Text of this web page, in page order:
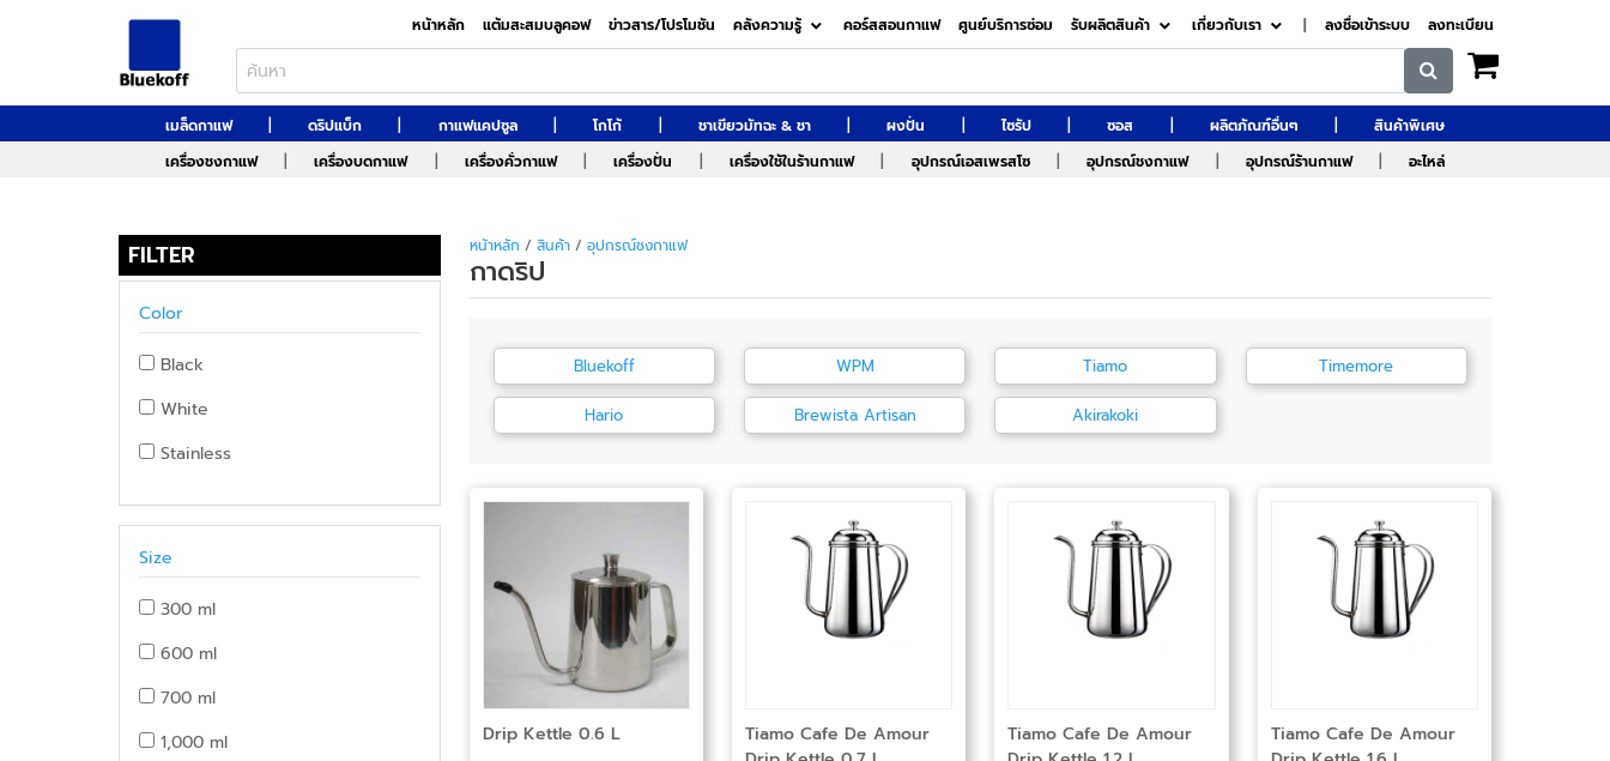
หน้าหลัก แต้มสะสมบลูคอฟ ข่าวสาร/โปรโมชัน คลังความรู้ คอร์สสอนกาแฟ ศูนย์บริการซ่อม รับผลิตสินค้า เกี่ยวกับเรา | ลงชื่อเข้าระบบ ลงทะเบียน
เมล็ดกาแฟ | ดริปแบ็ก | กาแฟแคปซูล | โกโก้ | ชาเขียวมัทฉะ & ชา | ผงปั่น | ไซรัป | ซอส | ผลิตภัณฑ์อื่นๆ |
สินค้าพิเศษ
เครื่องชงกาแฟ
| เครื่องบดกาแฟ | เครื่องคั่วกาแฟ | เครื่องปั่น | เครื่องใช้ในร้านกาแฟ | อุปกรณ์เอสเพรสโซ | อุปกรณ์ชงกาแฟ | อุปกรณ์ร้านกาแฟ | อะไหล่
FILTER
Color
Black
White
Stainless
Size
300 ml
600 ml
700 ml
1,000 ml
หน้าหลัก / สินค้า/ อุปกรณ์ชงกาแฟ
กาดริป
Bluekoff WPM Tiamo Timemore
Hario Brewista Artisan Akirakoki
Drip Kettle 0.6 L
Tiamo Cafe De Amour
Tiamo Cafe De Amour
Tiamo Cafe De Amour